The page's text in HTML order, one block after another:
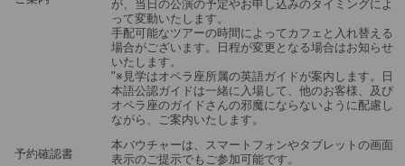
が、当日の公演の予定やお申し込みのタイミングによ
って変動いたします。
手配可能なツアーの時間によってカフェと入れ替える
場合がございます。日程が変更となる場合はお知らせ
いたします。
"※見学はオペラ座所属の英語ガイドが案内します。日
本語公認ガイドは一緒に入場して、他のお客様、及び
オペラ座のガイドさんの邪魔にならないように配慮し
ながら、ご案内いたします。
予約確認書
本バウチャーは、スマートフォンやタブレットの画面
表示のご提示でもご参加可能です。